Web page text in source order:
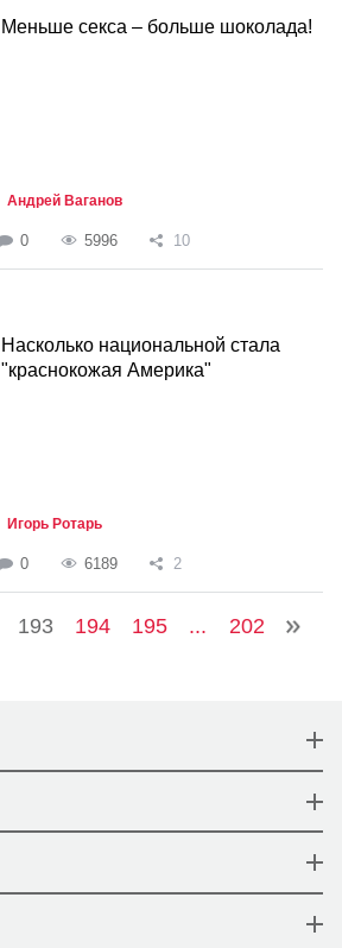
Меньше секса – больше шоколада!
Андрей Ваганов
0 5996 10
Насколько национальной стала
"краснокожая Америка"
Игорь Ротарь
0 6189 2
193 194 195 ... 202